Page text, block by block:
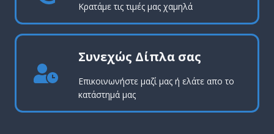
Κρατάμε τις τιμές μας χαμηλά
Συνεχώς Δίπλα σας
Επικοινωνήστε μαζί μας ή ελάτε απο το
κατάστημά μας